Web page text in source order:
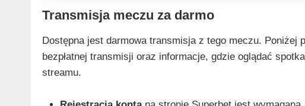
Transmisja meczu za darmo
Dostępna jest darmowa transmisja z tego meczu. Poniżej
bezpłatnej transmisji oraz informacje, gdzie oglądać
streamu.